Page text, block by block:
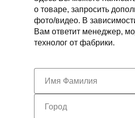
о товаре, запросить
фото/видео. В
Вам ответит менеджер,
технолог от фабрики.